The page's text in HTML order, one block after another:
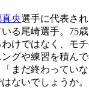
央選手に代表さ
る尾崎選手。75
けではなく、モ
グや練習を積ん
まだ終わってい
ないでしょうか。